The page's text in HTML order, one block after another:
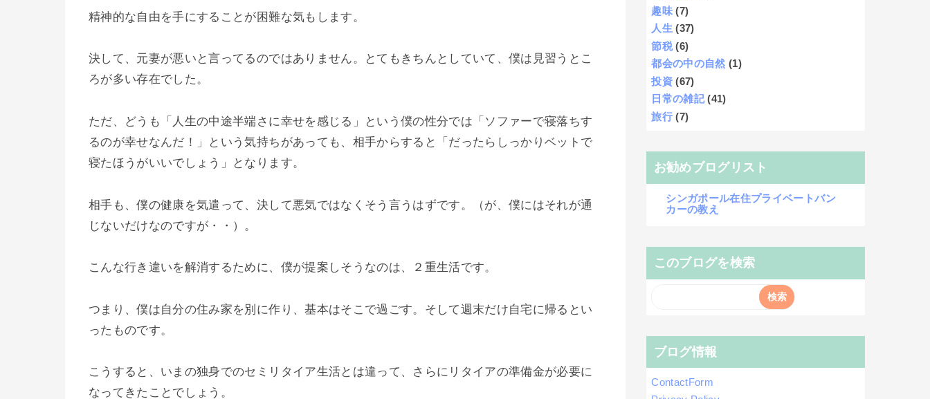
精神的な自由を手にすることが困難な気もします。
決して、元妻が悪いと言ってるのではありません。とてもきちんとしていて、僕は見習うとこ
ろが多い存在でした。
ただ、どうも「人生の中途半端さに幸せを感じる」という僕の性分では「ソファーで寝落ちす
るのが幸せなんだ！」という気持ちがあっても、相手からすると「だったらしっかりベットで
寝たほうがいいでしょう」となります。
相手も、僕の健康を気遣って、決して悪気ではなくそう言うはずです。（が、僕にはそれが通
じないだけなのですが・・）。
こんな行き違いを解消するために、僕が提案しそうなのは、２重生活です。
つまり、僕は自分の住み家を別に作り、基本はそこで過ごす。そして週末だけ自宅に帰るとい
ったものです。
こうすると、いまの独身でのセミリタイア生活とは違って、さらにリタイアの準備金が必要に
なってきたことでしょう。
趣味 (7)
人生 (37)
節税 (6)
都会の中の自然 (1)
投資 (67)
日常の雑記 (41)
旅行 (7)
お勧めブログリスト
シンガポール在住プライベートバン
カーの教え
このブログを検索
ブログ情報
ContactForm